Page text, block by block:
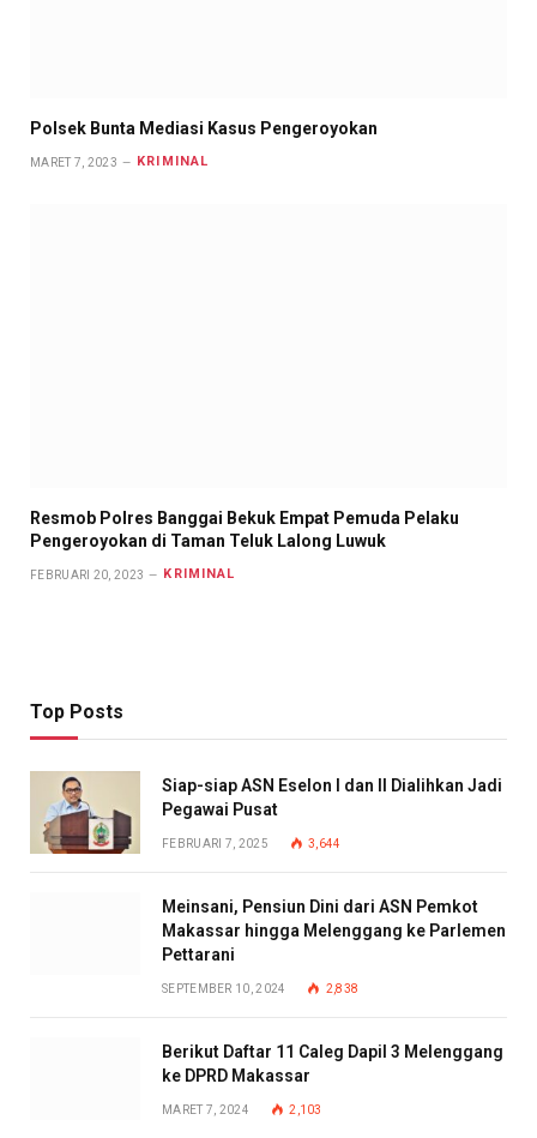
Polsek Bunta Mediasi Kasus Pengeroyokan
MARET 7, 2023 KRIMINAL
Resmob Polres Banggai Bekuk Empat Pemuda Pelaku
Pengeroyokan di Taman Teluk Lalong Luwuk
FEBRUARI 20, 2023 KRIMINAL
Top Posts
Siap-siap ASN Eselon I dan II Dialihkan Jadi
Pegawai Pusat
FEBRUARI 7, 2025 3,644
Meinsani, Pensiun Dini dari ASN Pemkot
Makassar hingga Melenggang ke Parlemen
Pettarani
SEPTEMBER 10, 2024 2,838
Berikut Daftar 11 Caleg Dapil 3 Melenggang
ke DPRD Makassar
MARET 7, 2024 2,103